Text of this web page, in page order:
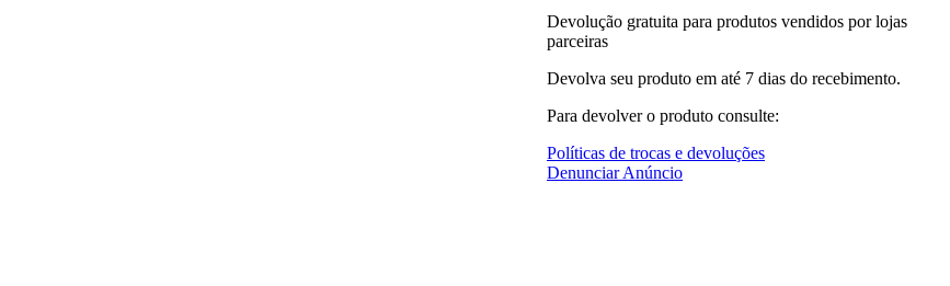
Devolução gratuita para produtos vendidos por lojas
parceiras
Devolva seu produto em até 7 dias do recebimento.
Para devolver o produto consulte:
Políticas de trocas e devoluções
Denunciar Anúncio